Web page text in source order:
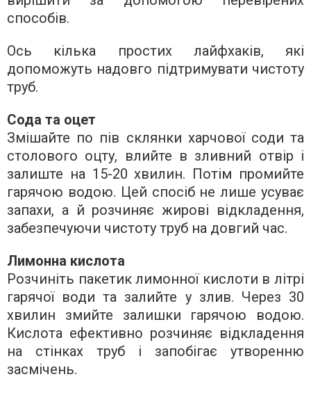
способів.
Ось кілька простих лайфхаків, які
допоможуть надовго підтримувати чистоту
труб.
Сода та оцет
Змішайте по пів склянки харчової соди та
столового оцту, влийте в зливний отвір і
залиште на 15-20 хвилин. Потім промийте
гарячою водою. Цей спосіб не лише усуває
запахи, а й розчиняє жирові відкладення,
забезпечуючи чистоту труб на довгий час.
Лимонна кислота
Розчиніть пакетик лимонної кислоти в літрі
гарячої води та залийте у злив. Через 30
хвилин змийте залишки гарячою водою.
Кислота ефективно розчиняє відкладення
на стінках труб і запобігає утворенню
засмічень.